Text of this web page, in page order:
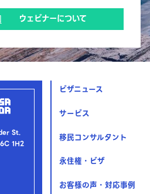
ウェビナーについて
St.
1H2
ビザニュース
サービス
移民コンサルタント
永住権・ビザ
お客様の声・対応事例